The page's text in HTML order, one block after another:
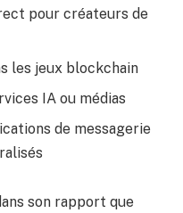
pour créateurs de
les jeux blockchain
IA ou médias
de messagerie
son rapport que